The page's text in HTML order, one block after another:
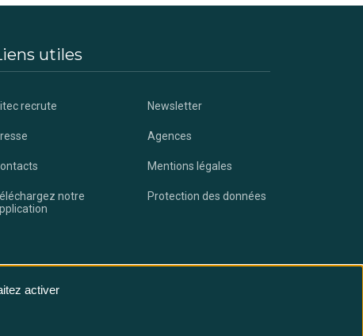
utiles
recrute Newsletter
Agences
Mentions légales
notre
Protection des données
activer